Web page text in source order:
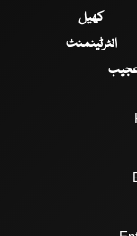
کھیل
انٹرٹینمنٹ